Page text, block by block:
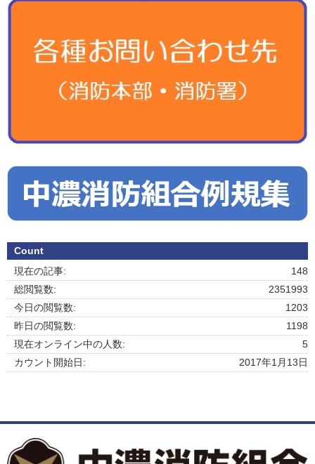
Count
148
現在の記事:
2351993
総閲覧数:
1203
今日の閲覧数:
1198
昨日の閲覧数:
5
現在オンライン中の人数:
2017年1月13日
カウント開始日: